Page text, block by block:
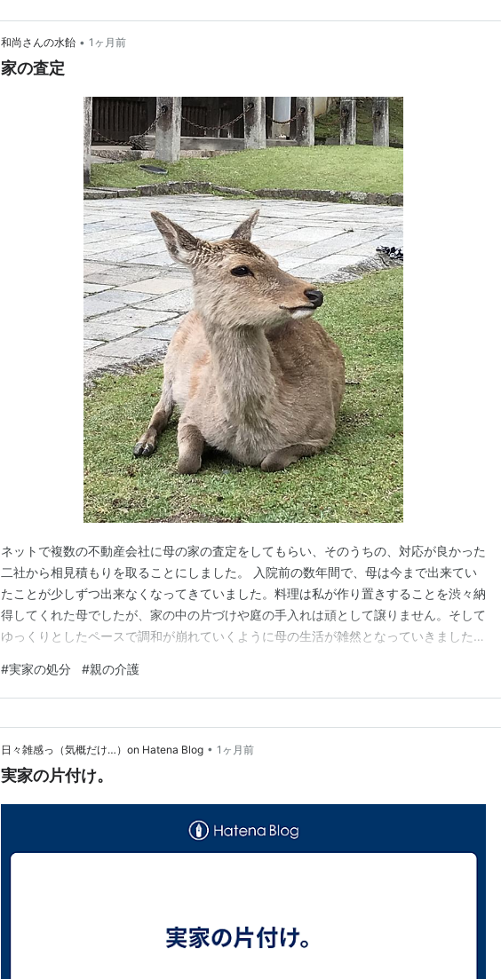
和尚さんの水飴 • 1ヶ月前
家の査定
ネットで複数の不動産会社に母の家の査定をしてもらい、そのうちの、対応が良かった
二社から相見積もりを取ることにしました。 入院前の数年間で、母は今まで出来てい
たことが少しずつ出来なくなってきていました。料理は私が作り置きすることを渋々納
得してくれた母でしたが、家の中の片づけや庭の手入れは頑として譲りません。そして
ゆっくりとしたペースで調和が崩れていくように母の生活が雑然となっていきました。
み続けました。 先日母の家をほぼ一日がかりで掃除しました。それでも、ようやく足
の踏み場が出来た程度にしかなりません。伸び放題となっ…
#実家の処分 #親の介護
日々雑感っ（気概だけ…）on Hatena Blog • 1ヶ月前
実家の片付け。